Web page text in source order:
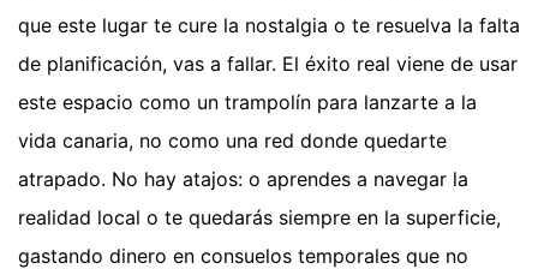
que este lugar te cure la nostalgia o te resuelva la falta
de planificación, vas a fallar. El éxito real viene de usar
este espacio como un trampolín para lanzarte a la
vida canaria, no como una red donde quedarte
atrapado. No hay atajos: o aprendes a navegar la
realidad local o te quedarás siempre en la superficie,
gastando dinero en consuelos temporales que no